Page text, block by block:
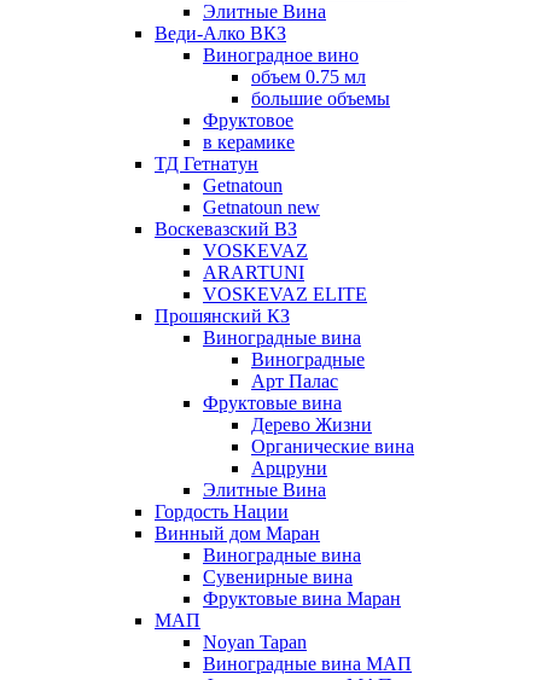
Элитные Вина
Веди-Алко ВКЗ
Виноградное вино
объем 0.75 мл
большие объемы
Фруктовое
в керамике
ТД Гетнатун
Getnatoun
Getnatoun new
Воскевазский ВЗ
VOSKEVAZ
ARARTUNI
VOSKEVAZ ELITE
Прошянский КЗ
Виноградные вина
Виноградные
Арт Палас
Фруктовые вина
Дерево Жизни
Органические вина
Арцруни
Элитные Вина
Гордость Нации
Винный дом Маран
Виноградные вина
Сувенирные вина
Фруктовые вина Маран
МАП
Noyan Tapan
Виноградные вина МАП